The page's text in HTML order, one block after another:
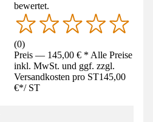
bewertet.
(0)
Preis — 145,00 € * Alle Preise
inkl. MwSt. und ggf. zzgl.
Versandkosten pro ST145,00
€*/ ST